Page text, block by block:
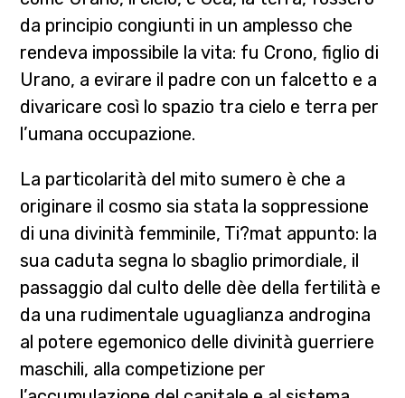
da principio congiunti in un amplesso che
rendeva impossibile la vita: fu Crono, figlio di
Urano, a evirare il padre con un falcetto e a
divaricare così lo spazio tra cielo e terra per
l’umana occupazione.
La particolarità del mito sumero è che a
originare il cosmo sia stata la soppressione
di una divinità femminile, Ti?mat appunto: la
sua caduta segna lo sbaglio primordiale, il
passaggio dal culto delle dèe della fertilità e
da una rudimentale uguaglianza androgina
al potere egemonico delle divinità guerriere
maschili, alla competizione per